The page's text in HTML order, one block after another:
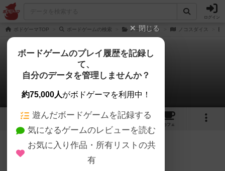
ログイン
ボドゲーマTOP ボードゲームの検索 ノコスダイス ノコスダイス
ノコスダイス
つばくろうさんのレビュー
6 10
カフェ
412名 3名 0 約4年前
閉じる
ボードゲームのプレイ履歴を記録し
て、
自分のデータを管理しませんか？
約75,000人がボドゲーマを利用中！
遊んだボードゲームを記録する
気になるゲームのレビューを読む
お気に入り作品・所有リストの共
有